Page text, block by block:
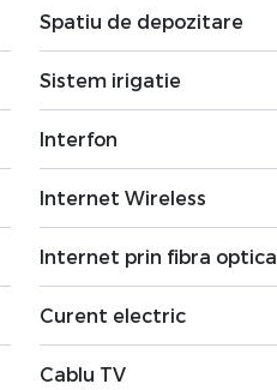
Spatiu de depozitare
Sistem irigatie
Interfon
Internet Wireless
Internet prin fibra optica
Curent electric
Cablu TV